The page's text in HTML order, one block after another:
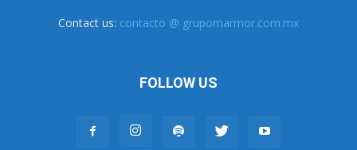
Contact us: contacto @ grupomarmor.com.mx
FOLLOW US